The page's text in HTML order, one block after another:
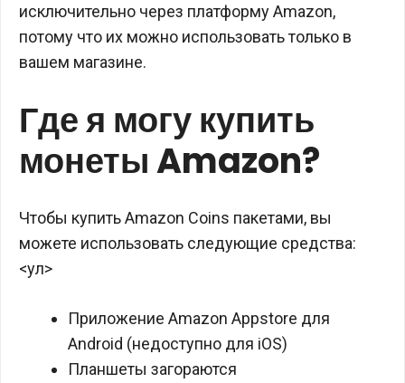
исключительно через платформу Amazon,
потому что их можно использовать только в
вашем магазине.
Где я могу купить
монеты Amazon?
Чтобы купить Amazon Coins пакетами, вы
можете использовать следующие средства:
<ул>
Приложение Amazon Appstore для
Android (недоступно для iOS)
Планшеты загораются